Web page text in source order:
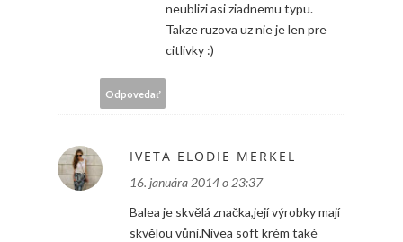
neublizi asi ziadnemu typu.
Takze ruzova uz nie je len pre
citlivky :)
Odpovedať
IVETA ELODIE MERKEL
16. januára 2014 o 23:37
Balea je skvělá značka,její výrobky mají
skvělou vůni.Nivea soft krém také